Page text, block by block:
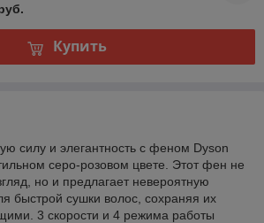
Купить
силу и элегантность с феном Dyson
серо-розовом цвете. Этот фен не
но и предлагает невероятную
быстрой сушки волос, сохраняя их
3 скорости и 4 режима работы